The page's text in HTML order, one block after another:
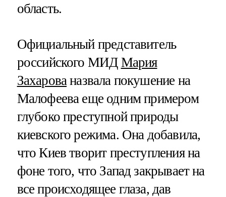
область.
Официальный представитель
российского МИД Мария
Захарова назвала покушение на
Малофеева еще одним примером
глубоко преступной природы
киевского режима. Она добавила,
что Киев творит преступления на
фоне того, что Запад закрывает на
все происходящее глаза, дав